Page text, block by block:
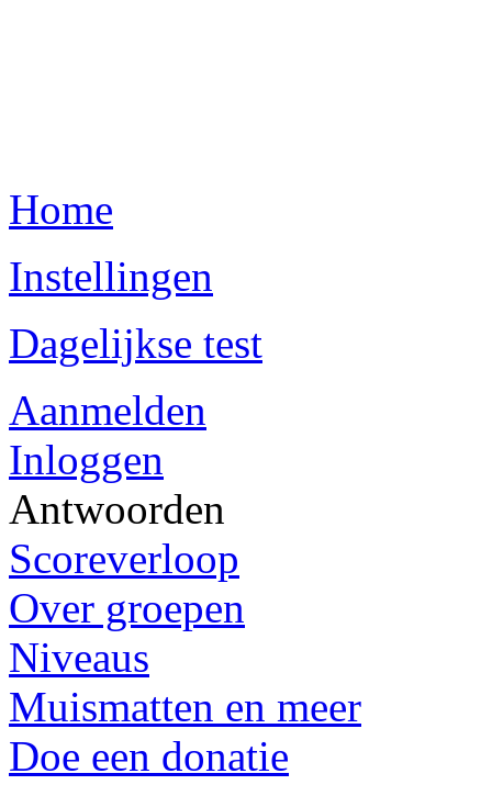
Home
Instellingen
Dagelijkse test
Aanmelden
Inloggen
Antwoorden
Scoreverloop
Over groepen
Niveaus
Muismatten en meer
Doe een donatie